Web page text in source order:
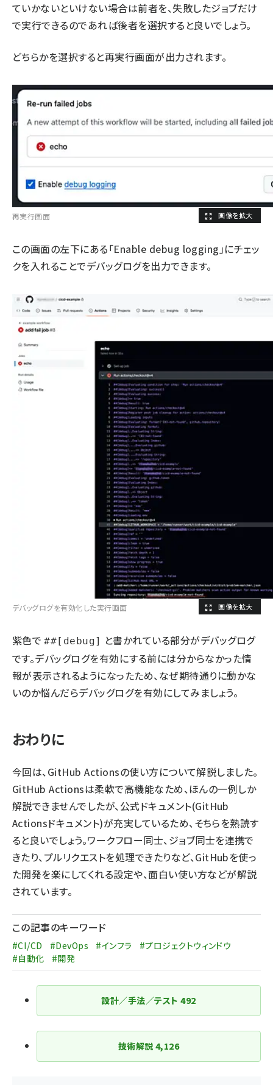
ていかないといけない場合は前者を、失敗したジョブだけ
で実行できるのであれば後者を選択すると良いでしょう。
どちらかを選択すると再実行画面が出力されます。
再実行画面
この画面の左下にある「Enable debug logging」にチェッ
クを入れることでデバッグログを出力できます。
デバッグログを有効化した実行画面
紫色で ##[debug]
と書かれている部分がデバッグログ
です。デバッグログを有効にする前には分からなかった情
報が表示されるようになったため、なぜ期待通りに動かな
いのか悩んだらデバッグログを有効にしてみましょう。
おわりに
今回は、GitHub Actionsの使い方について解説しました。
GitHub Actionsは柔軟で高機能なため、ほんの一例しか
解説できませんでしたが、公式ドキュメント(GitHub
Actionsドキュメント)が充実しているため、そちらを熟読す
ると良いでしょう。ワークフロー同士、ジョブ同士を連携で
きたり、プルリクエストを処理できたりなど、GitHubを使っ
た開発を楽にしてくれる設定や、面白い使い方などが解説
されています。
この記事のキーワード
#CI/CD #DevOps #インフラ
#プロジェクトウィンドウ
#自動化
#開発
設計／手法／テスト492
技術解説 4,126